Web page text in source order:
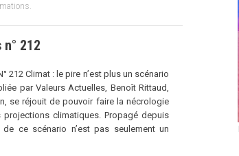
212
212 Climat : le pire n’est plus un scénario
par Valeurs Actuelles, Benoît Rittaud,
se réjouit de pouvoir faire la nécrologie
climatiques. Propagé depuis
de ce scénario n’est pas seulement un